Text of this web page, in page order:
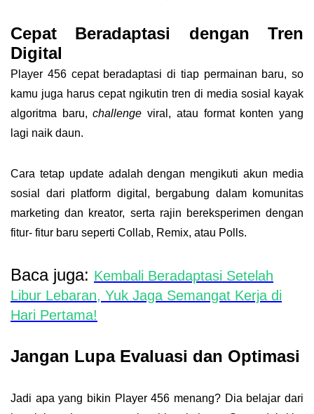
Cepat Beradaptasi dengan Tren
Digital
Player 456 cepat beradaptasi di tiap permainan baru, so
kamu juga harus cepat ngikutin tren di media sosial kayak
algoritma baru,challenge viral, atau format konten yang
lagi naik daun.
Cara tetap update adalah dengan mengikuti akun media
sosial dari platform digital, bergabung dalam komunitas
marketing dan kreator, serta rajin bereksperimen dengan
fitur- fitur baru seperti Collab, Remix, atau Polls.
Baca juga: Kembali Beradaptasi Setelah
Libur Lebaran, Yuk Jaga Semangat Kerja di
Hari Pertama!
Jangan Lupa Evaluasi dan Optimasi
Jadi apa yang bikin Player 456 menang? Dia belajar dari